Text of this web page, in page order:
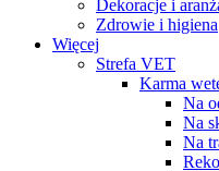
Dekoracje i
Zdrowie i higiena
Więcej
Strefa VET
Karma
Na
Na
Na